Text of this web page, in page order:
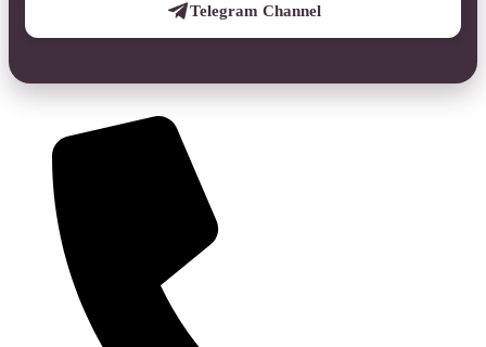
Telegram Channel